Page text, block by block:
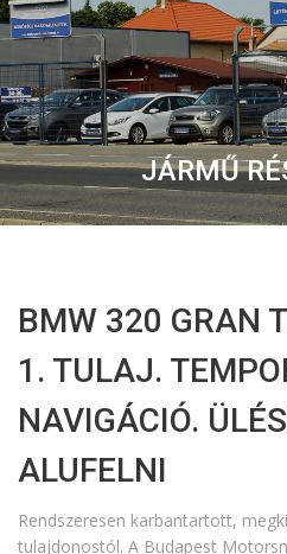
JÁRMŰ
BMW 320 GRAN
1. TULAJ.
NAVIGÁCIÓ.
ALUFELNI
Rendszeresen karbantartott,
tulajdonostól. A Budapest